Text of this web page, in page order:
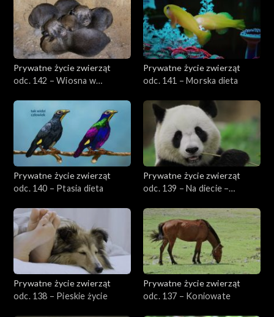
Prywatne życie zwierząt
odc. 142 – Wiosna w
Prywatne życie zwierząt
odc. 141 – Morska dieta
Prywatne życie zwierząt
odc. 140 – Ptasia dieta
Prywatne życie zwierząt
odc. 139 – Na diecie –
Prywatne życie zwierząt
odc. 138 – Pieskie życie
Prywatne życie zwierząt
odc. 137 – Koniowate